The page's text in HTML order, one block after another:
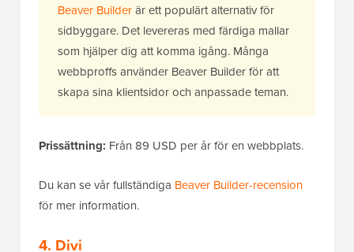
Beaver Builderär ett populärt alternativ för
sidbyggare. Det levereras med färdiga mallar
som hjälper dig att komma igång. Många
webbproffs använder Beaver Builder för att
skapa sina klientsidor och anpassade teman.
Prissättning: Från 89 USD per år för en webbplats.
Du kan se vår fullständiga Beaver Builder-recension
för mer information.
4. Divi